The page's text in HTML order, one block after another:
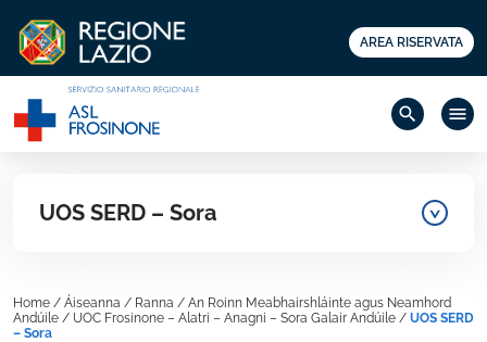
AREA RISERVATA
search menu
UOS SERD – Sora
Home / Áiseanna / Ranna / An Roinn Meabhairshláinte agus Neamhord
Andúile / UOC Frosinone – Alatri – Anagni – Sora Galair Andúile / UOS SERD
– Sora